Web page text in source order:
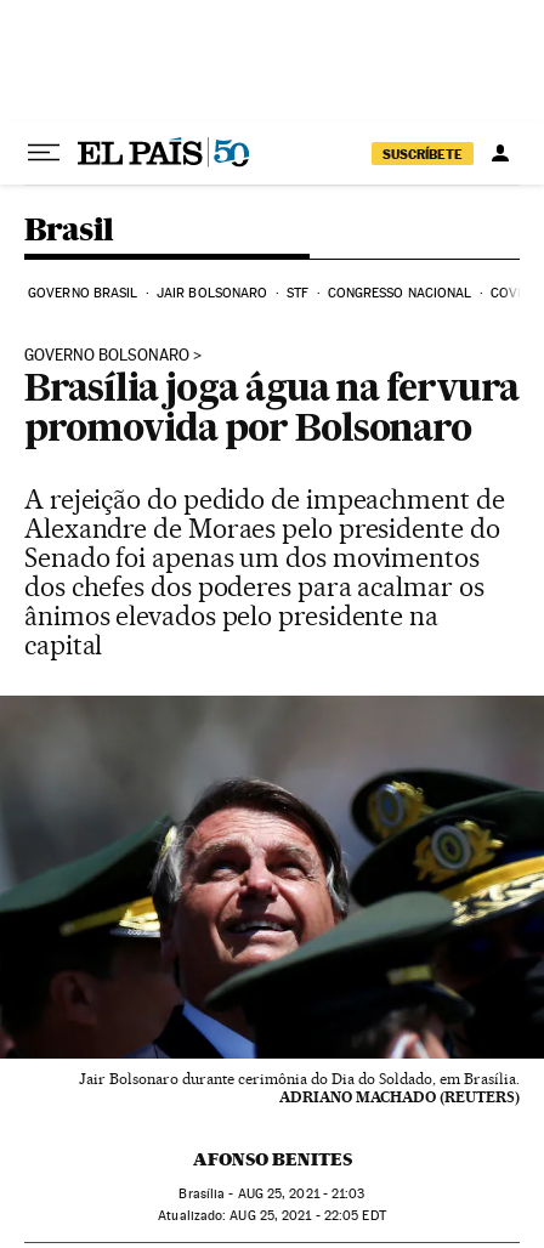
SUSCRÍBETE
Brasil
GOVERNO BRASIL JAIR BOLSONARO STF CONGRESSO NACIONAL COVID-
GOVERNO BOLSONARO
Brasília joga água na fervura
promovida por Bolsonaro
A rejeição do pedido de impeachment de
Alexandre de Moraes pelo presidente do
Senado foi apenas um dos movimentos
dos chefes dos poderes para acalmar os
ânimos elevados pelo presidente na
capital
Jair Bolsonaro durante cerimônia do Dia do Soldado, em Brasília.
ADRIANO MACHADO (REUTERS)
AFONSO BENITES
Brasília - AUG25, 2021 - 21:03
atualizado: AUG25, 2021 - 22:05 EDT